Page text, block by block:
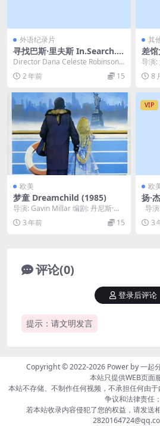
外语纪录片
寻找巴斯·里夫斯 In.Search.o
f.Bass.Reeves.2024
Director Dana Celeste Robinson
Writer Da...
2 年前 15
其
差
导演:
编剧:
8
欧美
梦童 Dreamchild (1985)
导演: Gavin Millar 编剧: 丹尼斯·波
特 主演: 卡罗尔·布朗 /...
3 年前 15
VIP
欧
扬·
导
áclav
3
评论(0)
提示：请文明发言
登录后评论
Copyright © 2022-2026 Power by一起
本站只提供WEB页面
本站不存储、不制作任何视频，不承担任何由
争议和法律责任；
若本站收录内容侵犯了您的权益，请发送